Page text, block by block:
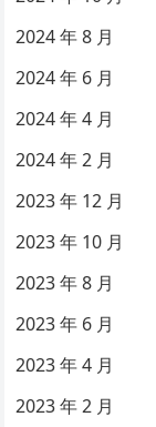
2024 年 8 月
2024 年 6 月
2024 年 4 月
2024 年 2 月
2023 年 12 月
2023 年 10 月
2023 年 8 月
2023 年 6 月
2023 年 4 月
2023 年 2 月